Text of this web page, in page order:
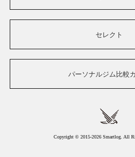
セレクト
パーソナルジム比較
Copyright © 2015-2026 Smartlog. All